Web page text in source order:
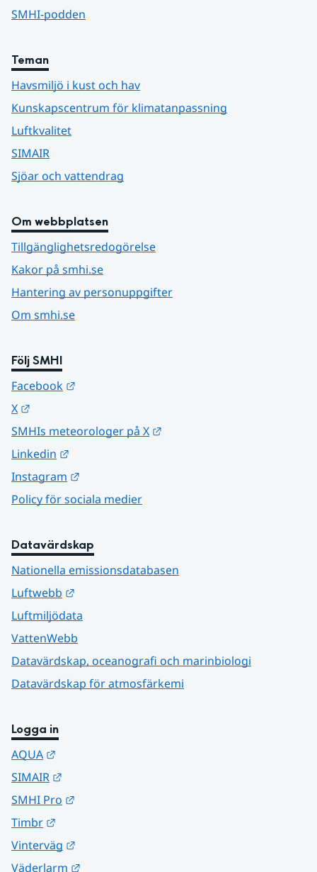
SMHI-podden
Teman
Havsmiljö i kust och hav
Kunskapscentrum för klimatanpassning
Luftkvalitet
SIMAIR
Sjöar och vattendrag
Om webbplatsen
Tillgänglighetsredogörelse
Kakor på smhi.se
Hantering av personuppgifter
Om smhi.se
Följ SMHI
Facebook
X
SMHIs meteorologer på X
Linkedin
Instagram
Policy för sociala medier
Datavärdskap
Nationella emissionsdatabasen
Luftwebb
Luftmiljödata
VattenWebb
Datavärdskap, oceanografi och marinbiologi
Datavärdskap för atmosfärkemi
Logga in
AQUA
SIMAIR
SMHI Pro
Timbr
Vinterväg
Väderlarm